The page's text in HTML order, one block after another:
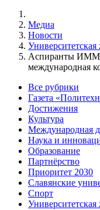
Медиа
Новости
Университетская
Аспиранты
международная
Все рубрики
Газета
Достижения
Культура
Международная
Наука и
Образование
Партнёрство
Приоритет 2030
Славянские
Спорт
Университетская